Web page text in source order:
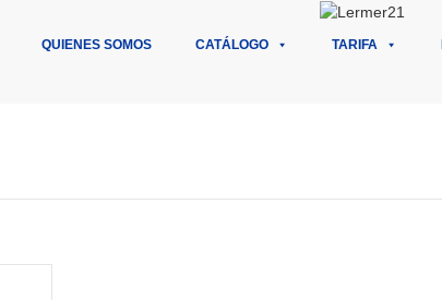
QUIENES SOMOS CATÁLOGO TARIFA